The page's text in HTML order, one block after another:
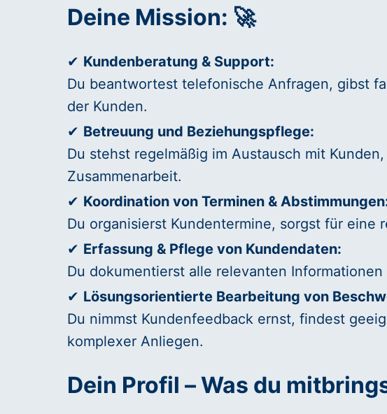
Deine Mission: 🚀
✔ Kundenberatung & Support:
Du beantwortest telefonische Anfragen, gibst
der Kunden.
✔ Betreuung und Beziehungspflege:
Du stehst regelmäßig im Austausch mit
Zusammenarbeit.
✔ Koordination von Terminen &
Du organisierst Kundentermine, sorgst für eine
✔ Erfassung & Pflege von Kundendaten:
Du dokumentierst alle relevanten
✔ Lösungsorientierte Bearbeitung von
Du nimmst Kundenfeedback ernst, findest
komplexer Anliegen.
Dein Profil – Was du